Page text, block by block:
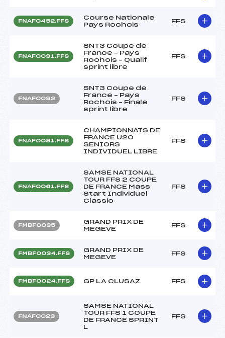
FNAF0452.FFS
Course Nationale
Pays Rochois
FFS
FNAF0091.FFS
SNT3 Coupe de
France – Pays
Rochois – Qualif
sprint libre
FFS
FNAF0092
SNT3 Coupe de
France – Pays
Rochois – Finale
sprint libre
FFS
FNAF0081.FFS
CHAMPIONNATS DE
FRANCE U20
SENIORS
INDIVIDUEL LIBRE
FFS
FNAF0061.FFS
SAMSE NATIONAL
TOUR FFS 2 COUPE
DE FRANCE Mass
Start Individuel
Classic
FFS
FMBF0035
GRAND PRIX DE
MEGEVE
FFS
FMBF0034.FFS
GRAND PRIX DE
MEGEVE
FFS
FMBF0024.FFS GP LA CLUSAZ FFS
FNAF0023
SAMSE NATIONAL
TOUR FFS 1 COUPE
DE FRANCE SPRINT
L
FFS